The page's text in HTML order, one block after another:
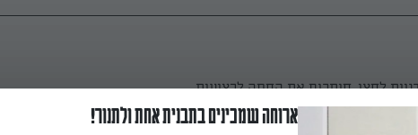
לחצי. חותכים את החסה לרצועות.
ארוחה שמכינים בתבנית אחת ולתנור!